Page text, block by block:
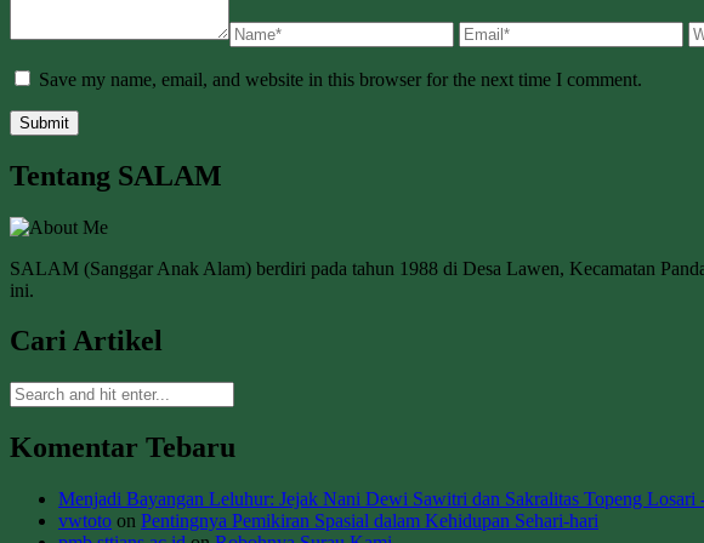
Save my name, email, and website in this browser for the next time I comment.
Tentang SALAM
SALAM (Sanggar Anak Alam) berdiri pada tahun 1988 di Desa Lawen, Kecamatan
ini.
Cari Artikel
Komentar Tebaru
Menjadi Bayangan Leluhur: Jejak Nani Dewi Sawitri dan Sakralitas Topeng Losari
vwtoto on Pentingnya Pemikiran Spasial dalam Kehidupan Sehari-hari